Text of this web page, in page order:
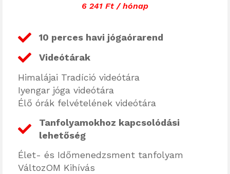
6 241 Ft / hónap
10 perces havi jógaórarend
Videótárak
Himalájai Tradíció videótára
Iyengar jóga videótára
Élő órák felvételének videótára
Tanfolyamokhoz kapcsolódási
lehetőség
Élet- és Időmenedzsment tanfolyam
VáltozOM Kihívás